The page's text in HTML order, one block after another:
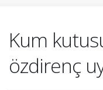
Kum
özdirenç